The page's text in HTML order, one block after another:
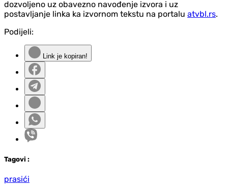
dozvoljeno uz obavezno navođenje izvora i uz
postavljanje linka ka izvornom tekstu na portalu atvbl.rs.
Podijeli:
Link je kopiran!
Tagovi :
prasići